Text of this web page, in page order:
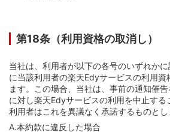
第18条（利用資格の取消し）
当社は、利用者が以下の各号のいずれか
に当該利用者の楽天Edyサービスの利用資
ます。この場合、当社は、事前の通知催
に対し楽天Edyサービスの利用を中止する
利用者はこれを異議なく承諾するものとし
A.本約款に違反した場合